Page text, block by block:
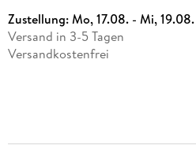
Zustellung:Mo, 17.08. - Mi, 19.08.
Versand in 3-5 Tagen
Versandkostenfrei